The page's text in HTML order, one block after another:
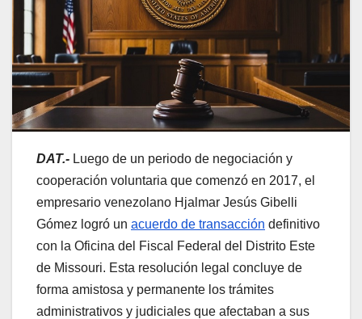
DAT.- Luego de un periodo de negociación y
cooperación voluntaria que comenzó en 2017, el
empresario venezolano Hjalmar Jesús Gibelli
Gómez logró un acuerdo de transacción definitivo
con la Oficina del Fiscal Federal del Distrito Este
de Missouri. Esta resolución legal concluye de
forma amistosa y permanente los trámites
administrativos y judiciales que afectaban a sus